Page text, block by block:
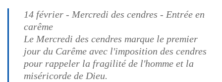
14 février - Mercredi des cendres - Entrée en
carême
Le Mercredi des cendres marque le premier
jour du Carême avec l'imposition des cendres
pour rappeler la fragilité de l'homme et la
miséricorde de Dieu.